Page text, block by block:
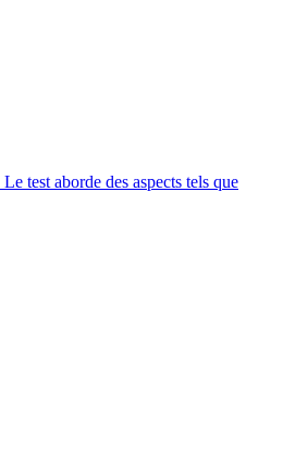
test aborde des aspects tels que